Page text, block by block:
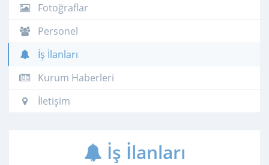
Fotoğraflar
Personel
İş İlanları
Kurum Haberleri
İletişim
İş İlanları